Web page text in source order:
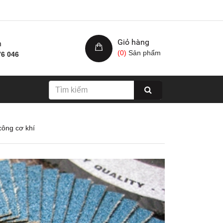
046
Giỏ hàng
(0) Sản phẩm
cơ khí
Nhám xốp hạ cam, kích